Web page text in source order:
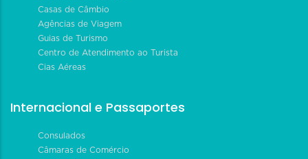
Casas de Câmbio
Agências de Viagem
Guias de Turismo
Centro de Atendimento ao Turista
Cias Aéreas
Internacional e Passaportes
Consulados
Câmaras de Comércio